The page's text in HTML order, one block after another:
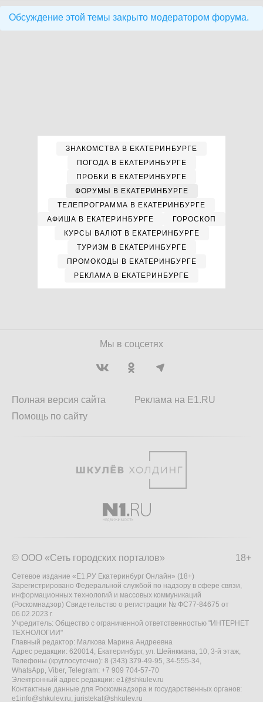
Обсуждение этой темы закрыто модератором форума.
ЗНАКОМСТВА В ЕКАТЕРИНБУРГЕ
ПОГОДА В ЕКАТЕРИНБУРГЕ
ПРОБКИ В ЕКАТЕРИНБУРГЕ
ФОРУМЫ В ЕКАТЕРИНБУРГЕ
ТЕЛЕПРОГРАММА В ЕКАТЕРИНБУРГЕ
АФИША В ЕКАТЕРИНБУРГЕ
ГОРОСКОП
КУРСЫ ВАЛЮТ В ЕКАТЕРИНБУРГЕ
ТУРИЗМ В ЕКАТЕРИНБУРГЕ
ПРОМОКОДЫ В ЕКАТЕРИНБУРГЕ
РЕКЛАМА В ЕКАТЕРИНБУРГЕ
Мы в соцсетях
Полная версия сайта
Помощь по сайту
Реклама на E1.RU
18+
© ООО «Сеть городских порталов»
Сетевое издание «Е1.РУ Екатеринбург Онлайн» (18+)
Зарегистрировано Федеральной службой по надзору в сфере связи,
информационных технологий и массовых коммуникаций
(Роскомнадзор) Свидетельство о регистрации № ФС77-84675 от
06.02.2023 г.
Учредитель: Общество с ограниченной ответственностью "ИНТЕРНЕТ
ТЕХНОЛОГИИ"
Главный редактор: Малкова Марина Андреевна
Адрес редакции: 620014, Екатеринбург, ул. Шейнкмана, 10, 3-й этаж,
Телефоны (круглосуточно): 8 (343) 379-49-95, 34-555-34,
WhatsApp, Viber, Telegram: +7 909 704-57-70
Электронный адрес редакции: e1@shkulev.ru
Контактные данные для Роскомнадзора и государственных органов:
e1info@shkulev.ru, juristekat@shkulev.ru